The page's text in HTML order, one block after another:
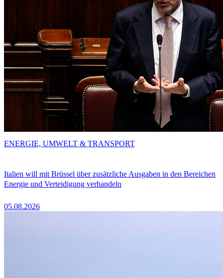
Italien will mit Brüssel über zusätzliche Ausgaben in den Bereichen
Energie und Verteidigung verhandeln
05.08.2026
ENERGIE, UMWELT & TRANSPORT